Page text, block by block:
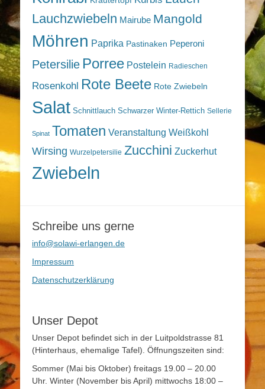
Lauchzwiebeln Mairube Mangold
Möhren Paprika Pastinaken Peperoni
Petersilie Porree Postelein Radieschen
Rosenkohl Rote Beete Rote Zwiebeln
Salat Schnittlauch Schwarzer Winter-Rettich Sellerie
Spinat Tomaten Veranstaltung Weißkohl
Wirsing Wurzelpetersilie Zucchini Zuckerhut
Zwiebeln
Schreibe uns gerne
info@solawi-erlangen.de
Impressum
Datenschutzerklärung
Unser Depot
Unser Depot befindet sich in der Luitpoldstrasse 81
(Hinterhaus, ehemalige Tafel). Öffnungszeiten sind:
Sommer (Mai bis Oktober) freitags 19.00 – 20.00
Uhr. Winter (November bis April) mittwochs 18:00 –